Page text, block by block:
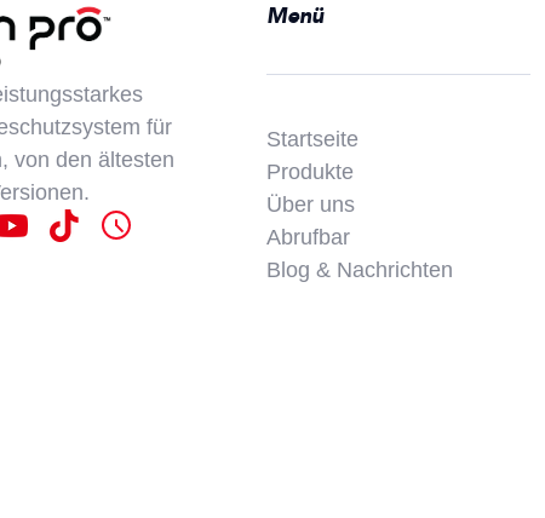
für
von den ältesten
Menü
Startseite
Produkte
Über uns
Abrufbar
Blog & Nachrichten